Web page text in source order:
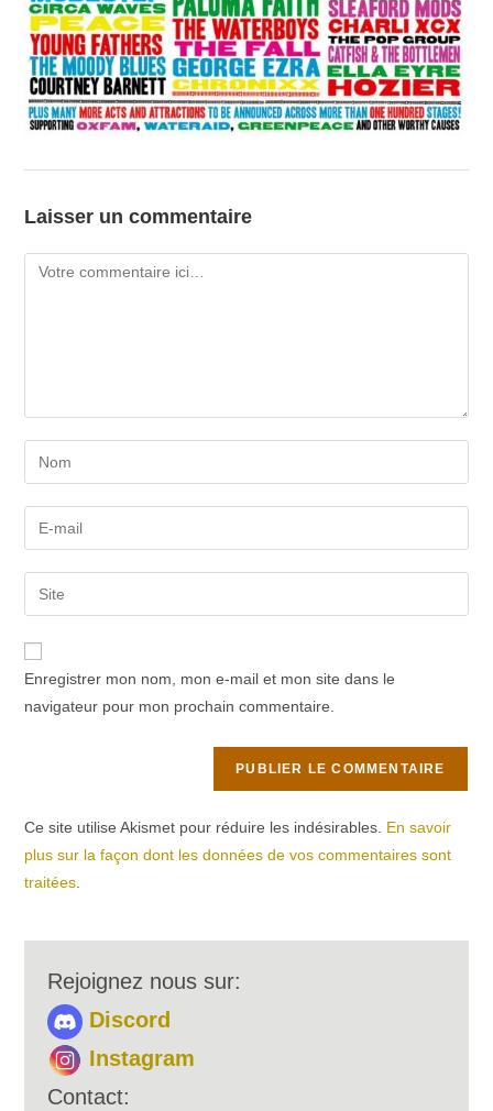
Laisser un commentaire
Comment
your
name
comment
your
email
address
comment
l’URL
de
Enregistrer mon nom, mon e-mail et mon site dans le
navigateur pour mon prochain commentaire.
Ce site utilise Akismet pour réduire les indésirables. En savoir
plus sur la façon dont les données de vos commentaires sont
traitées
Rejoignez nous sur:
Discord
Instagram
Contact: